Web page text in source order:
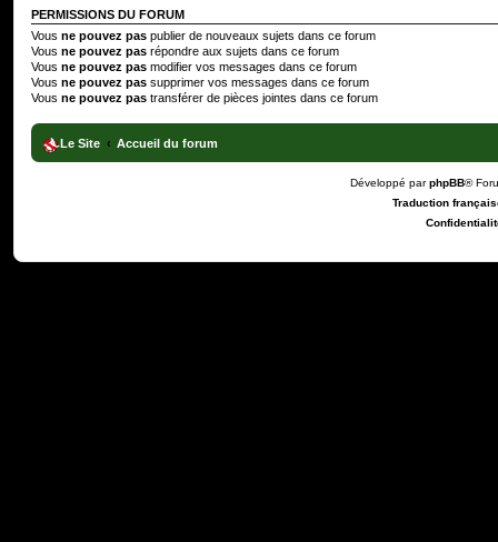
PERMISSIONS DU FORUM
Vous ne pouvez pas publier de nouveaux sujets dans ce forum
Vous ne pouvez pas répondre aux sujets dans ce forum
Vous ne pouvez pas modifier vos messages dans ce forum
Vous ne pouvez pas supprimer vos messages dans ce forum
Vous ne pouvez pas transférer de pièces jointes dans ce forum
Le Site Accueil du forum
Développé parphpBB®
Traduction